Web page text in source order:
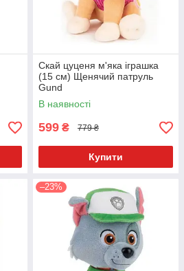
Скай цуценя м'яка іграшка
(15 см) Щенячий патруль
Gund
В наявності
599 ₴ 779 ₴
Купити
–23%